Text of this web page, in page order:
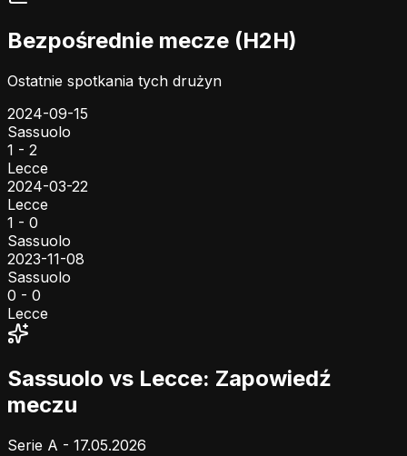
Bezpośrednie mecze (H2H)
Ostatnie spotkania tych drużyn
2024-09-15
Sassuolo
1 - 2
Lecce
2024-03-22
Lecce
1 - 0
Sassuolo
2023-11-08
Sassuolo
0 - 0
Lecce
Sassuolo vs Lecce: Zapowiedź
meczu
Serie A - 17.05.2026